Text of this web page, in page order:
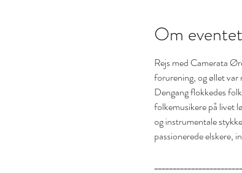
Om eventet
Rejs med Camerata
forurening, og øllet var
Dengang flokkedes
folkemusikere på livet
og instrumentale
passionerede elskere,